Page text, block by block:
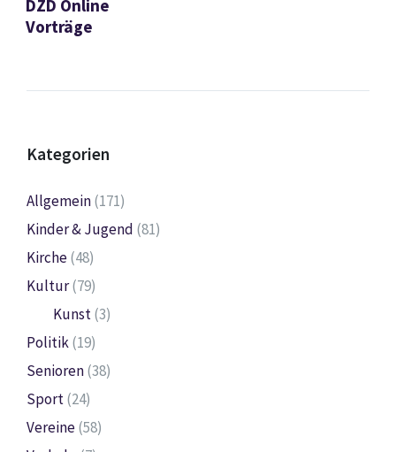
DZD Online
Vorträge
Kategorien
Allgemein(171)
Kinder & Jugend (81)
Kirche(48)
Kultur(79)
Kunst(3)
Politik(19)
Senioren(38)
Sport(24)
Vereine(58)